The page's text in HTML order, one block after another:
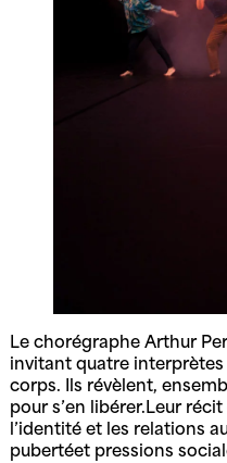
Le chorégraphe Arthur
invitant quatre
corps. Ils révèlent,
pour s’en libérer.Leur
l’identité et les relations
pubertéet pressions